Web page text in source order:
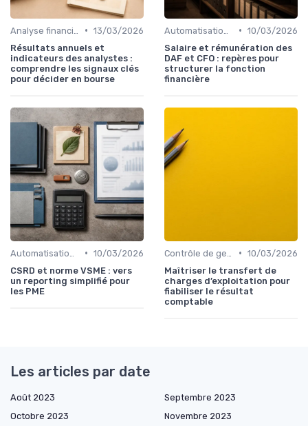
• 13/03/2026
Résultats annuels et
indicateurs des analystes :
comprendre les signaux clés
pour décider en bourse
• 10/03/2026
Salaire et rémunération des
DAF et CFO : repères pour
structurer la fonction
financière
• 10/03/2026
CSRD et norme VSME : vers
un reporting simplifié pour
les PME
• 10/03/2026
Maîtriser le transfert de
charges d’exploitation pour
fiabiliser le résultat
comptable
Les articles par date
Août 2023
Septembre 2023
Octobre 2023
Novembre 2023